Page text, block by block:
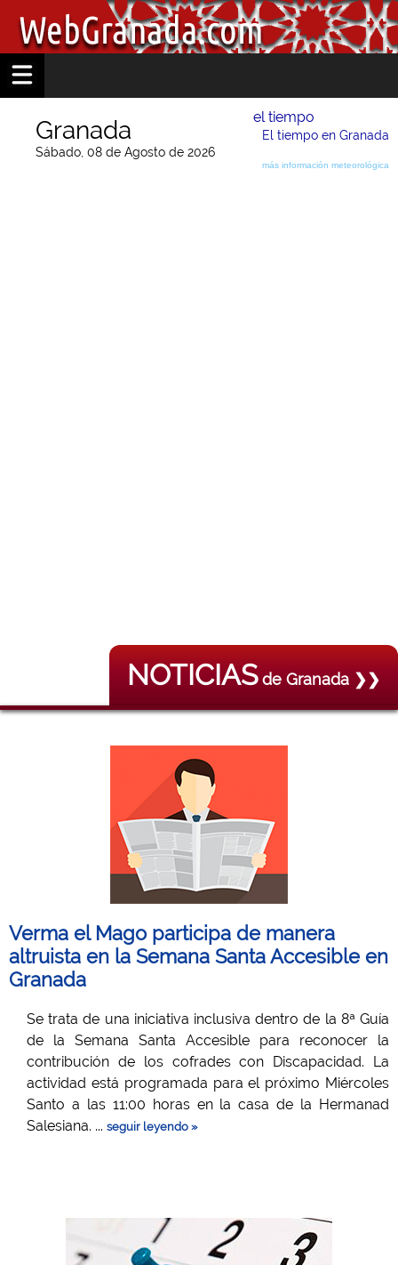
Granada
Sábado, 08 de Agosto de 2026
el tiempo
El tiempo en Granada
más información meteorológica
NOTICIASde Granada ❯❯
Verma el Mago participa de manera
altruista en la Semana Santa Accesible en
Granada
Se trata de una iniciativa inclusiva dentro de la 8ª Guía
de la Semana Santa Accesible para reconocer la
contribución de los cofrades con Discapacidad. La
actividad está programada para el próximo Miércoles
Santo a las 11:00 horas en la casa de la Hermanad
Salesiana. ... seguir leyendo »